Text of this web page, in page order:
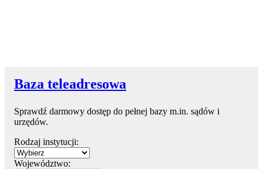
Baza teleadresowa
Sprawdź darmowy dostęp do pełnej bazy m.in. sądów i
urzędów.
Rodzaj instytucji:
Województwo: